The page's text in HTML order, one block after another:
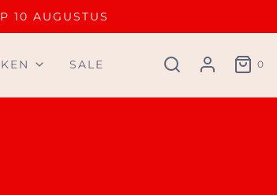
10 AUGUSTUS
SALE 0